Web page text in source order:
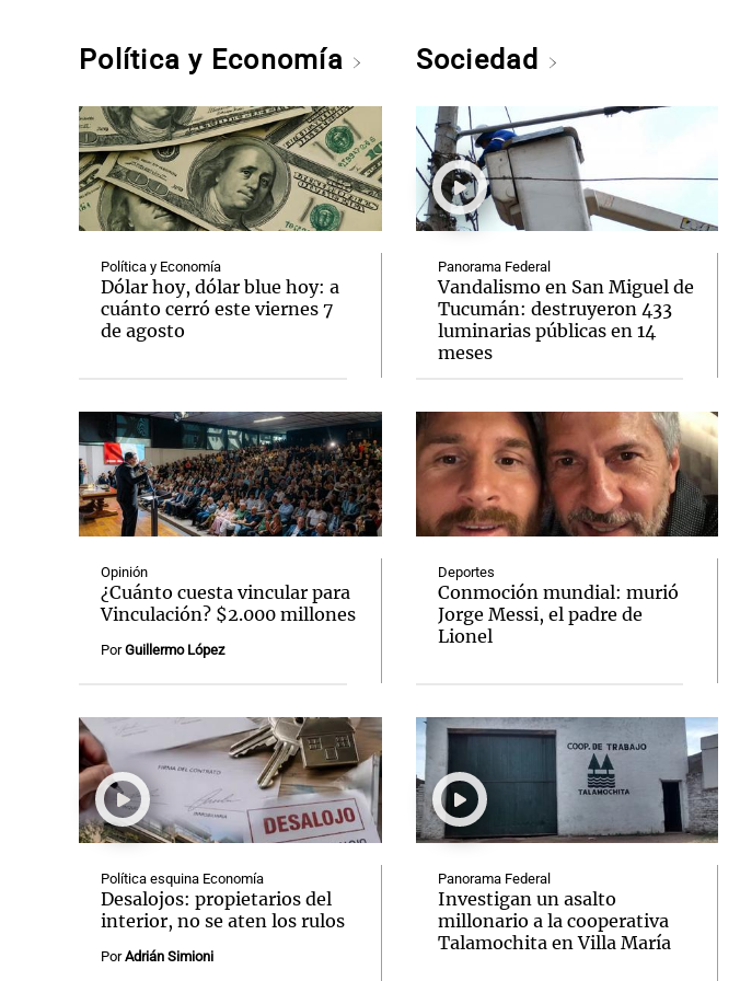
Política y Economía
Política y Economía
Dólar hoy, dólar blue hoy: a
cuánto cerró este viernes 7
de agosto
Opinión
¿Cuánto cuesta vincular para
Vinculación? $2.000 millones
PorGuillermo López
Política esquina Economía
Desalojos: propietarios del
interior, no se aten los rulos
PorAdrián Simioni
Sociedad
Panorama Federal
Vandalismo en San Miguel de
Tucumán: destruyeron 433
luminarias públicas en 14
meses
Deportes
Conmoción mundial: murió
Jorge Messi, el padre de
Lionel
Panorama Federal
Investigan un asalto
millonario a la cooperativa
Talamochita en Villa María
Notas
El